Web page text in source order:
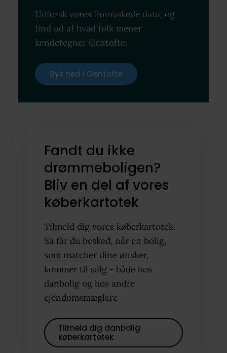
Udforsk vores finmaskede data, og
find ud af hvad folk mener
kendetegner Gentofte.
Dyk ned i Gentofte
Fandt du ikke
drømmeboligen?
Bliv en del af vores
køberkartotek
Tilmeld dig vores køberkartotek.
Så får du besked, når en bolig,
som matcher dine ønsker,
kommer til salg - både hos
danbolig og hos andre
ejendomsmæglere
Tilmeld dig danbolig
køberkartotek